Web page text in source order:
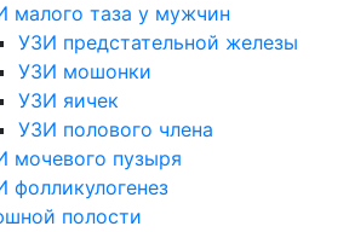
малого таза у мужчин
УЗИ предстательной железы
УЗИ мошонки
УЗИ яичек
УЗИ полового члена
мочевого пузыря
фолликулогенез
полости